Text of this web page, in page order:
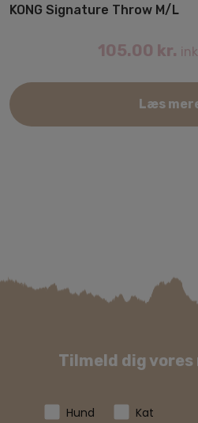
KONG Signature Throw M/L
105.00 kr.
Læs
Tilmeld dig
Hund
Kat